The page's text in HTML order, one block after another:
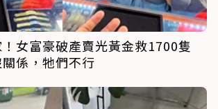
女富豪破產賣光黃金救1700隻
係，牠們不行